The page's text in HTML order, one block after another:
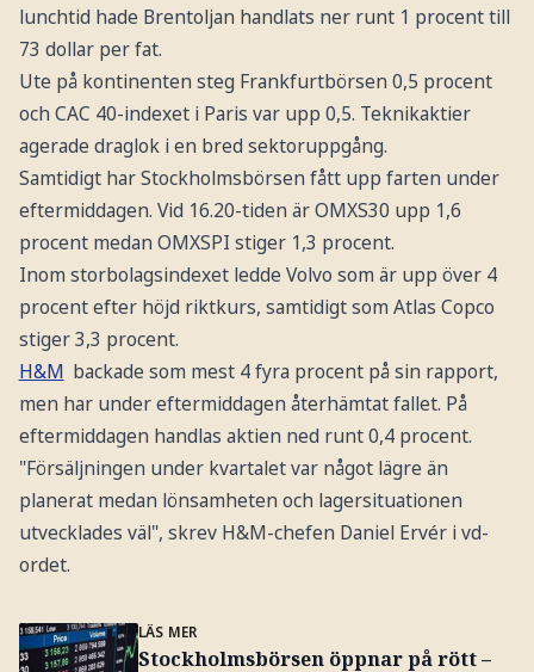
lunchtid hade Brentoljan handlats ner runt 1 procent till
73 dollar per fat.
Ute på kontinenten steg Frankfurtbörsen 0,5 procent
och CAC 40-indexet i Paris var upp 0,5. Teknikaktier
agerade draglok i en bred sektoruppgång.
Samtidigt har Stockholmsbörsen fått upp farten under
eftermiddagen. Vid 16.20-tiden är OMXS30 upp 1,6
procent medan OMXSPI stiger 1,3 procent.
Inom storbolagsindexet ledde Volvo som är upp över 4
procent efter höjd riktkurs, samtidigt som Atlas Copco
stiger 3,3 procent.
H&M backade som mest 4 fyra procent på sin rapport,
men har under eftermiddagen återhämtat fallet. På
eftermiddagen handlas aktien ned runt 0,4 procent.
"Försäljningen under kvartalet var något lägre än
planerat medan lönsamheten och lagersituationen
utvecklades väl", skrev H&M-chefen Daniel Ervér i vd-
ordet.
LÄS MER
Stockholmsbörsen öppnar på rött –